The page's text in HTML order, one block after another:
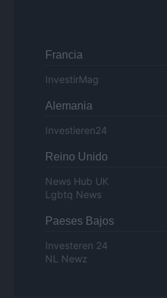
Francia
InvestirMag
Alemania
Investieren24
Reino Unido
News Hub UK
Lgbtq News
Paeses Bajos
Investeren 24
NL Newz